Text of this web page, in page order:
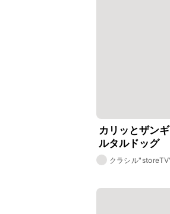
カリッとザン
ルタルドッグ
クラシル